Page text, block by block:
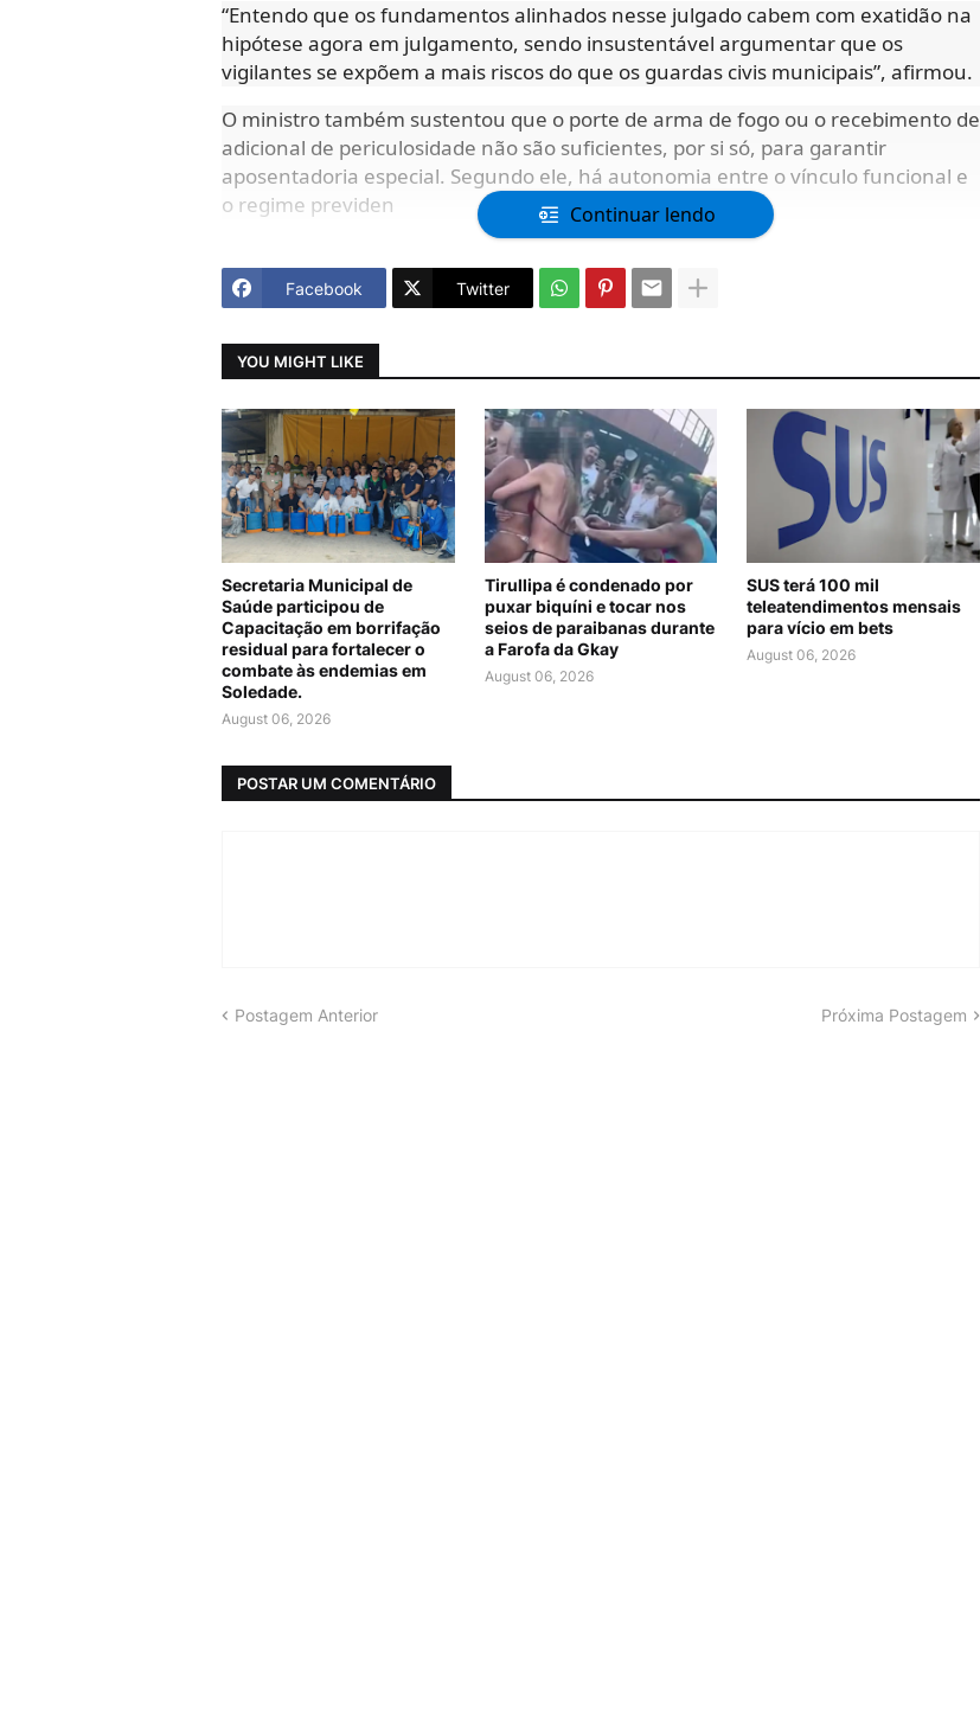
Continuar lendo
“Entendo que os fundamentos alinhados nesse julgado cabem com exatidão na
hipótese agora em julgamento, sendo insustentável argumentar que os
vigilantes se expõem a mais riscos do que os guardas civis municipais”, afirmou.
O ministro também sustentou que o porte de arma de fogo ou o recebimento de
adicional de periculosidade não são suficientes, por si só, para garantir
aposentadoria especial. Segundo ele, há autonomia entre o vínculo funcional e
o regime previden
Facebook Twitter
YOU MIGHT LIKE
Secretaria Municipal de
Saúde participou de
Capacitação em borrifação
residual para fortalecer o
combate às endemias em
Soledade.
August 06, 2026
Tirullipa é condenado por
puxar biquíni e tocar nos
seios de paraibanas durante
a Farofa da Gkay
August 06, 2026
SUS terá 100 mil
teleatendimentos mensais
para vício em bets
August 06, 2026
POSTAR UM COMENTÁRIO
Postagem Anterior Próxima Postagem